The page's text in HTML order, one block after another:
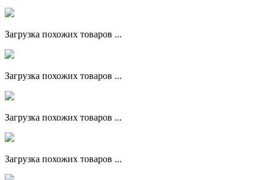
Загрузка похожих товаров ...
Загрузка похожих товаров ...
Загрузка похожих товаров ...
Загрузка похожих товаров ...